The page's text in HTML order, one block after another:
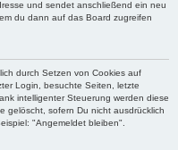
und sendet anschließend ein neu
du dann auf das Board zugreifen
durch Setzen von Cookies auf
Login, besuchte Seiten, letzte
intelligenter Steuerung werden diese
gelöscht, sofern Du nicht ausdrücklich
"Angemeldet bleiben".